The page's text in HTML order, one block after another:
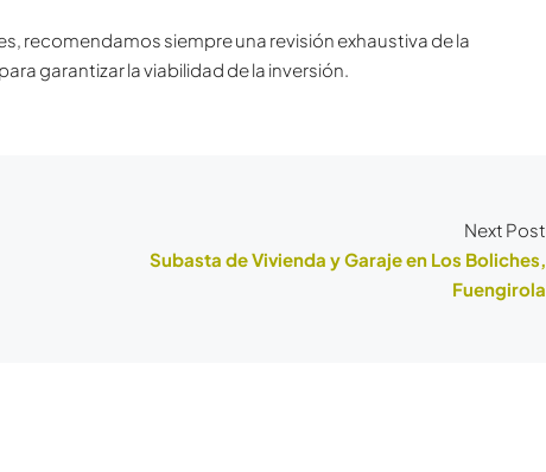
recomendamos siempre una revisión exhaustiva de la
garantizar la viabilidad de la inversión.
Next Post
Subasta de Vivienda y Garaje en Los Boliches,
Fuengirola